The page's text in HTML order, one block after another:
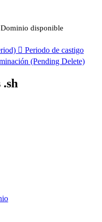
Dominio disponible
 Periodo de castigo
(Pending Delete)